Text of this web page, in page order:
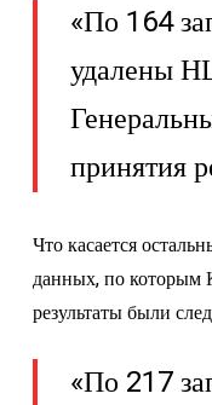
«По 164
удалены
принятия
Что касается
данных, по которым
результаты были
«По 217